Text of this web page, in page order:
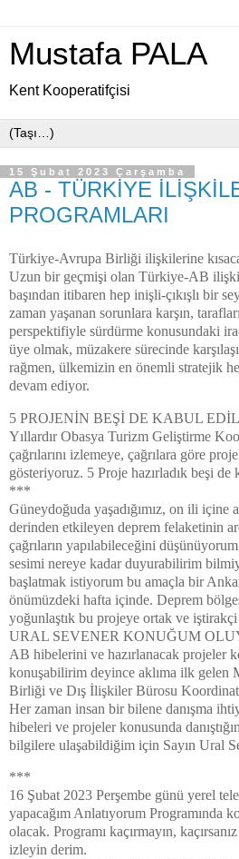
Mustafa PALA
Kent Kooperatifçisi
15 Şubat 2023 Çarşamba
AB - TÜRKİYE
PROGRAMLARI
Türkiye-Avrupa Birliği ilişkilerine
Uzun bir geçmişi olan Türkiye-AB
başından itibaren hep inişli-çıkışlı bir
zaman yaşanan sorunlara karşın,
perspektifiyle sürdürme konusundaki
üye olmak, müzakere sürecinde
rağmen, ülkemizin en önemli stratejik
devam ediyor.
5 PROJENİN BEŞİ DE KABUL
Yıllardır Obasya Turizm Geliştirme
çağrılarını izlemeye, çağrılara göre
gösteriyoruz. 5 Proje hazırladık beşi
***
Güneydoğuda yaşadığımız, on ili
derinden etkileyen deprem felaketinin
çağrıların yapılabileceğini
sesimi nereye kadar duyurabilirim
başlatmak istiyorum bu amaçla bir
önümüzdeki hafta içinde. Deprem
yoğunlaştık bu projeye ortak ve iştirakçi
URAL SEVENER KONUĞUM
AB hibelerini ve hazırlanacak projeler
konuşabilirim deyince aklıma ilk gelen
Birliği ve Dış İlişkiler Bürosu
Her zaman insan bir bilene danışma
hibeleri ve projeler konusunda
bilgilere ulaşabildiğim için Sayın Ural
***
16 Şubat 2023 Perşembe günü yerel
yapacağım Anlatıyorum Programında
olacak. Programı kaçırmayın,
izleyin derim.